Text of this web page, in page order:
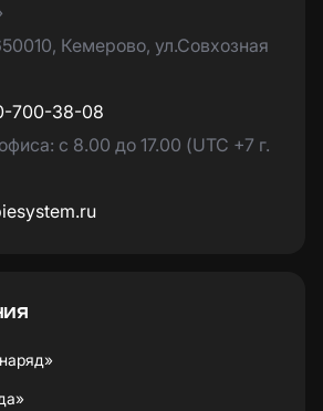
Кемерово, ул.Совхозная
700-38-08
с 8.00 до 17.00 (UTC +7 г.